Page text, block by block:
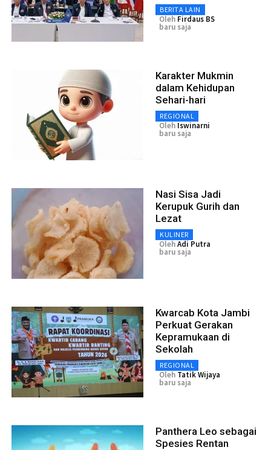
BERITA LAIN
Oleh Firdaus BS
baru saja
Karakter Mukmin
dalam Kehidupan
Sehari-hari
REGIONAL
Oleh Iswinarni
baru saja
Nasi Sisa Jadi
Kerupuk Gurih dan
Lezat
KULINER
OlehAdi Putra
baru saja
Kwarcab Kota Jambi
Perkuat Gerakan
Kepramukaan di
Sekolah
REGIONAL
Oleh Tatik Wijaya
baru saja
Panthera Leo sebagai
Spesies Rentan